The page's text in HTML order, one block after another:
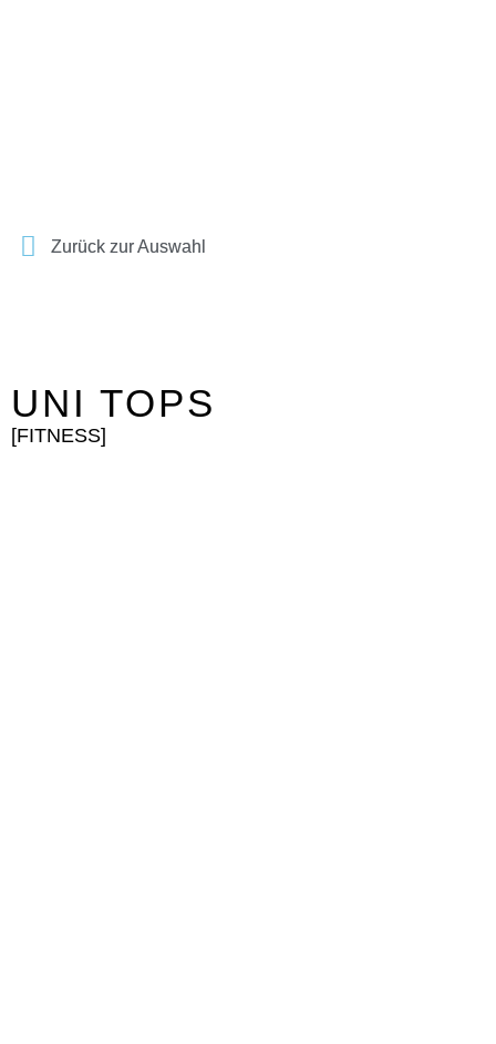
Zurück zur Auswahl
UNI TOPS
[FITNESS]